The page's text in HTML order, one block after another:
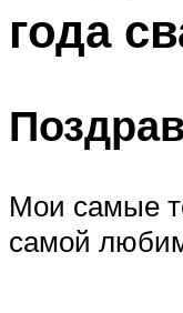
Меню
года
Мои самые
самой